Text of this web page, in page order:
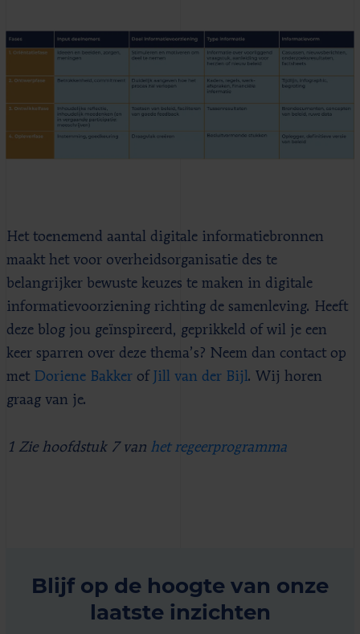
Het toenemend aantal digitale informatiebronnen
maakt het voor overheidsorganisatie des te
belangrijker bewuste keuzes te maken in digitale
informatievoorziening richting de samenleving. Heeft
deze blog jou geïnspireerd, geprikkeld of wil je een
keer sparren over deze thema’s? Neem dan contact op
met Doriene Bakker of Jill van der Bijl. Wij horen
graag van je.
1 Zie hoofdstuk 7 van het regeerprogramma
Blijf op de hoogte van onze
laatste inzichten